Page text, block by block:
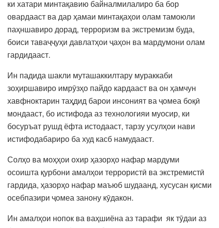
ки хатари минтақавию байналмилалиро ба бор
овардааст ва дар ҳамаи минтақаҳои олам тамоюли
паҳншавиро дорад, терроризм ва экстремизм буда,
боиси таваҷҷуҳи давлатҳои ҷаҳон ва мардумони олам
гардидааст.
Ин падида шакли муташаккилтару мураккаби
зоҳиршавиро имрӯзҳо пайдо кардааст ва он ҳамчун
хавфноктарин таҳдид барои инсоният ва ҷомеа боқӣ
мондааст, бо истифода аз технологияи муосир, ки
босуръат рушд ёфта истодааст, тарзу усулҳои нави
истифодабариро ба худ касб намудааст.
Солҳо ва моҳҳои охир ҳазорҳо нафар мардуми
осоишта қурбони амалҳои террористӣ ва экстремистӣ
гардида, ҳазорҳо нафар маъюб шудаанд, хусусан қисми
осебпазири ҷомеа занону кӯдакон.
Ин амалҳои нопок ва ваҳшиёна аз тарафи як тӯдаи аз